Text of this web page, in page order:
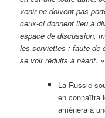
venir ne doivent pas
ceux-ci donnent lieu à
espace de discussion,
les serviettes ; faute de
se voir réduits à néant. »
La Russie
en connaîtra
amènera à